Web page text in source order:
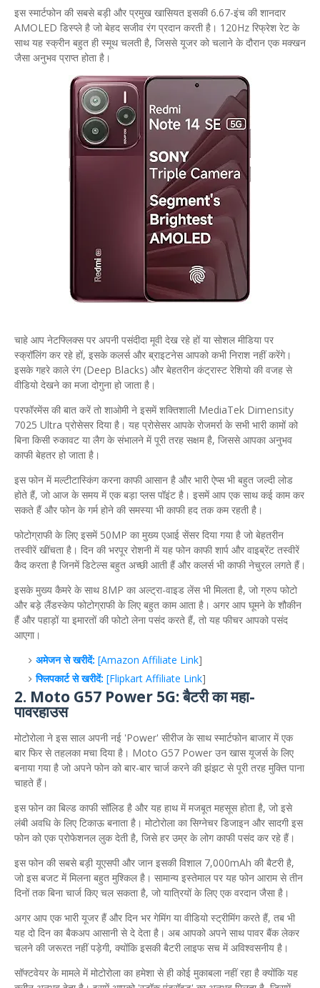
​इस स्मार्टफोन की सबसे बड़ी और प्रमुख खासियत इसकी 6.67-इंच की शानदार
AMOLED डिस्प्ले है जो बेहद सजीव रंग प्रदान करती है। 120Hz रिफ्रेश रेट के
साथ यह स्क्रीन बहुत ही स्मूथ चलती है, जिससे यूजर को चलाने के दौरान एक मक्खन
जैसा अनुभव प्राप्त होता है।
​चाहे आप नेटफ्लिक्स पर अपनी पसंदीदा मूवी देख रहे हों या सोशल मीडिया पर
स्क्रॉलिंग कर रहे हों, इसके कलर्स और ब्राइटनेस आपको कभी निराश नहीं करेंगे।
इसके गहरे काले रंग (Deep Blacks) और बेहतरीन कंट्रास्ट रेशियो की वजह से
वीडियो देखने का मजा दोगुना हो जाता है।
​परफॉरमेंस की बात करें तो शाओमी ने इसमें शक्तिशाली MediaTek Dimensity
7025 Ultra प्रोसेसर दिया है। यह प्रोसेसर आपके रोजमर्रा के सभी भारी कामों को
बिना किसी रुकावट या लैग के संभालने में पूरी तरह सक्षम है, जिससे आपका अनुभव
काफी बेहतर हो जाता है।
​इस फोन में मल्टीटास्किंग करना काफी आसान है और भारी ऐप्स भी बहुत जल्दी लोड
होते हैं, जो आज के समय में एक बड़ा प्लस पॉइंट है। इसमें आप एक साथ कई काम कर
सकते हैं और फोन के गर्म होने की समस्या भी काफी हद तक कम रहती है।
​फोटोग्राफी के लिए इसमें 50MP का मुख्य एआई सेंसर दिया गया है जो बेहतरीन
तस्वीरें खींचता है। दिन की भरपूर रोशनी में यह फोन काफी शार्प और वाइब्रेंट तस्वीरें
कैद करता है जिनमें डिटेल्स बहुत अच्छी आती हैं और कलर्स भी काफी नेचुरल लगते हैं।
​इसके मुख्य कैमरे के साथ 8MP का अल्ट्रा-वाइड लेंस भी मिलता है, जो ग्रुप फोटो
और बड़े लैंडस्केप फोटोग्राफी के लिए बहुत काम आता है। अगर आप घूमने के शौकीन
हैं और पहाड़ों या इमारतों की फोटो लेना पसंद करते हैं, तो यह फीचर आपको पसंद
आएगा।
अमेजन से खरीदें: [Amazon Affiliate Link]
फ्लिपकार्ट से खरीदें: [Flipkart Affiliate Link]
2. Moto G57 Power 5G: बैटरी का महा-
पावरहाउस
​मोटोरोला ने इस साल अपनी नई 'Power' सीरीज के साथ स्मार्टफोन बाजार में एक
बार फिर से तहलका मचा दिया है। Moto G57 Power उन खास यूजर्स के लिए
बनाया गया है जो अपने फोन को बार-बार चार्ज करने की झंझट से पूरी तरह मुक्ति पाना
चाहते हैं।
​इस फोन का बिल्ड काफी सॉलिड है और यह हाथ में मजबूत महसूस होता है, जो इसे
लंबी अवधि के लिए टिकाऊ बनाता है। मोटोरोला का सिग्नेचर डिजाइन और सादगी इस
फोन को एक प्रोफेशनल लुक देती है, जिसे हर उम्र के लोग काफी पसंद कर रहे हैं।
​इस फोन की सबसे बड़ी यूएसपी और जान इसकी विशाल 7,000mAh की बैटरी है,
जो इस बजट में मिलना बहुत मुश्किल है। सामान्य इस्तेमाल पर यह फोन आराम से तीन
दिनों तक बिना चार्ज किए चल सकता है, जो यात्रियों के लिए एक वरदान जैसा है।
​अगर आप एक भारी यूजर हैं और दिन भर गेमिंग या वीडियो स्ट्रीमिंग करते हैं, तब भी
यह दो दिन का बैकअप आसानी से दे देता है। अब आपको अपने साथ पावर बैंक लेकर
चलने की जरूरत नहीं पड़ेगी, क्योंकि इसकी बैटरी लाइफ सच में अविश्वसनीय है।
​सॉफ्टवेयर के मामले में मोटोरोला का हमेशा से ही कोई मुकाबला नहीं रहा है क्योंकि यह